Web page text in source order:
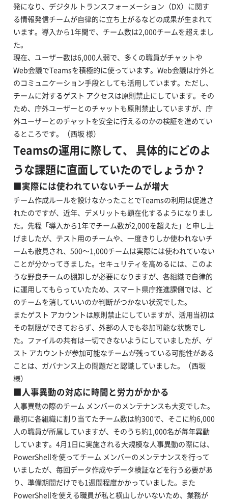
発になり、デジタル トランスフォーメーション（DX）に関す
る情報発信チームが自律的に立ち上がるなどの成果が生まれて
います。導入から1年間で、チーム数は2,000チームを超えまし
た。
現在、ユーザー数は6,000人弱で、多くの職員がチャットや
Web会議でTeamsを積極的に使っています。Web会議は庁外と
のコミュニケーション手段としても活用しています。ただし、
チームに対するゲスト アクセスは原則禁止にしています。その
ため、庁外ユーザーとのチャットも原則禁止していますが、庁
外ユーザーとのチャットを安全に行えるのかの検証を進めてい
るところです。（西坂 様）
Teamsの運用に際して、 具体的にどのよ
うな課題に直面していたのでしょうか？
■実際には使われていないチームが増大
チーム作成ルールを設けなかったことでTeamsの利用は促進さ
れたのですが、近年、デメリットも顕在化するようになりまし
た。先程「導入から1年でチーム数が2,000を超えた」と申し上
げましたが、テスト用のチームや、一度きりしか使われないチ
ームも散見され、500～1,000チームは実際には使われていない
ことが分かってきました。セキュリティを高めるには、このよ
うな野良チームの棚卸しが必要になりますが、各組織で自律的
に運用してもらっていたため、スマート県庁推進課側では、ど
のチームを消していいのか判断がつかない状況でした。
またゲスト アカウントは原則禁止にしていますが、活用当初は
その制限ができておらず、外部の人でも参加可能な状態でし
た。ファイルの共有は一切できないようにしていましたが、ゲ
スト アカウントが参加可能なチームが残っている可能性がある
ことは、ガバナンス上の問題だと認識していました。（西坂
様）
■人事異動の対応に時間と労力がかかる
人事異動の際のチーム メンバーのメンテナンスも大変でした。
最初に各組織に割り当てたチーム数は約300で、そこに約6,000
人の職員が所属していますが、そのうち約1,000名が毎年異動
しています。4月1日に実施される大規模な人事異動の際には、
PowerShellを使ってチーム メンバーのメンテナンスを行って
いましたが、毎回データ作成やデータ検証などを行う必要があ
り、準備期間だけでも1週間程度かかっていました。また
PowerShellを使える職員が私と横山しかいないため、業務が